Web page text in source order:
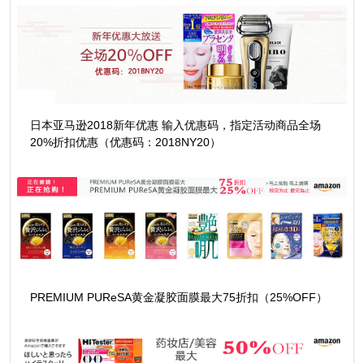
日本亚马逊2018新年优惠 输入优惠码，指定活动商品全场
20%折扣优惠（优惠码：2018NY20）
PREMIUM PUReSA黄金凝胶面膜最大75折扣（25%OFF）